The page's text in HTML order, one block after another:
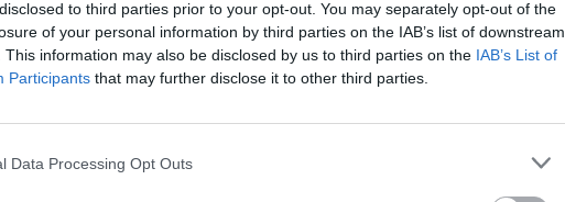
to third parties prior to your opt-out. You may separately opt-out of the
of your personal information by third parties on the IAB’s list of downstream
This information may also be disclosed by us to third parties on the IAB’s List of
Participants that may further disclose it to other third parties.
Data Processing Opt Outs
WHEELS